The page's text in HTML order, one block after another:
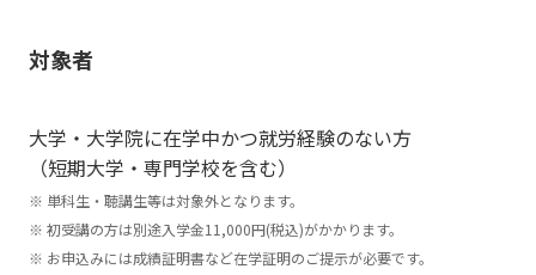
対象者
大学・大学院に在学中かつ就労経験のない方
（短期大学・専門学校を含む）
単科生・聴講生等は対象外となります。
初受講の方は別途入学金11,000円(税込)がかかります。
お申込みには成績証明書など在学証明のご提示が必要です。